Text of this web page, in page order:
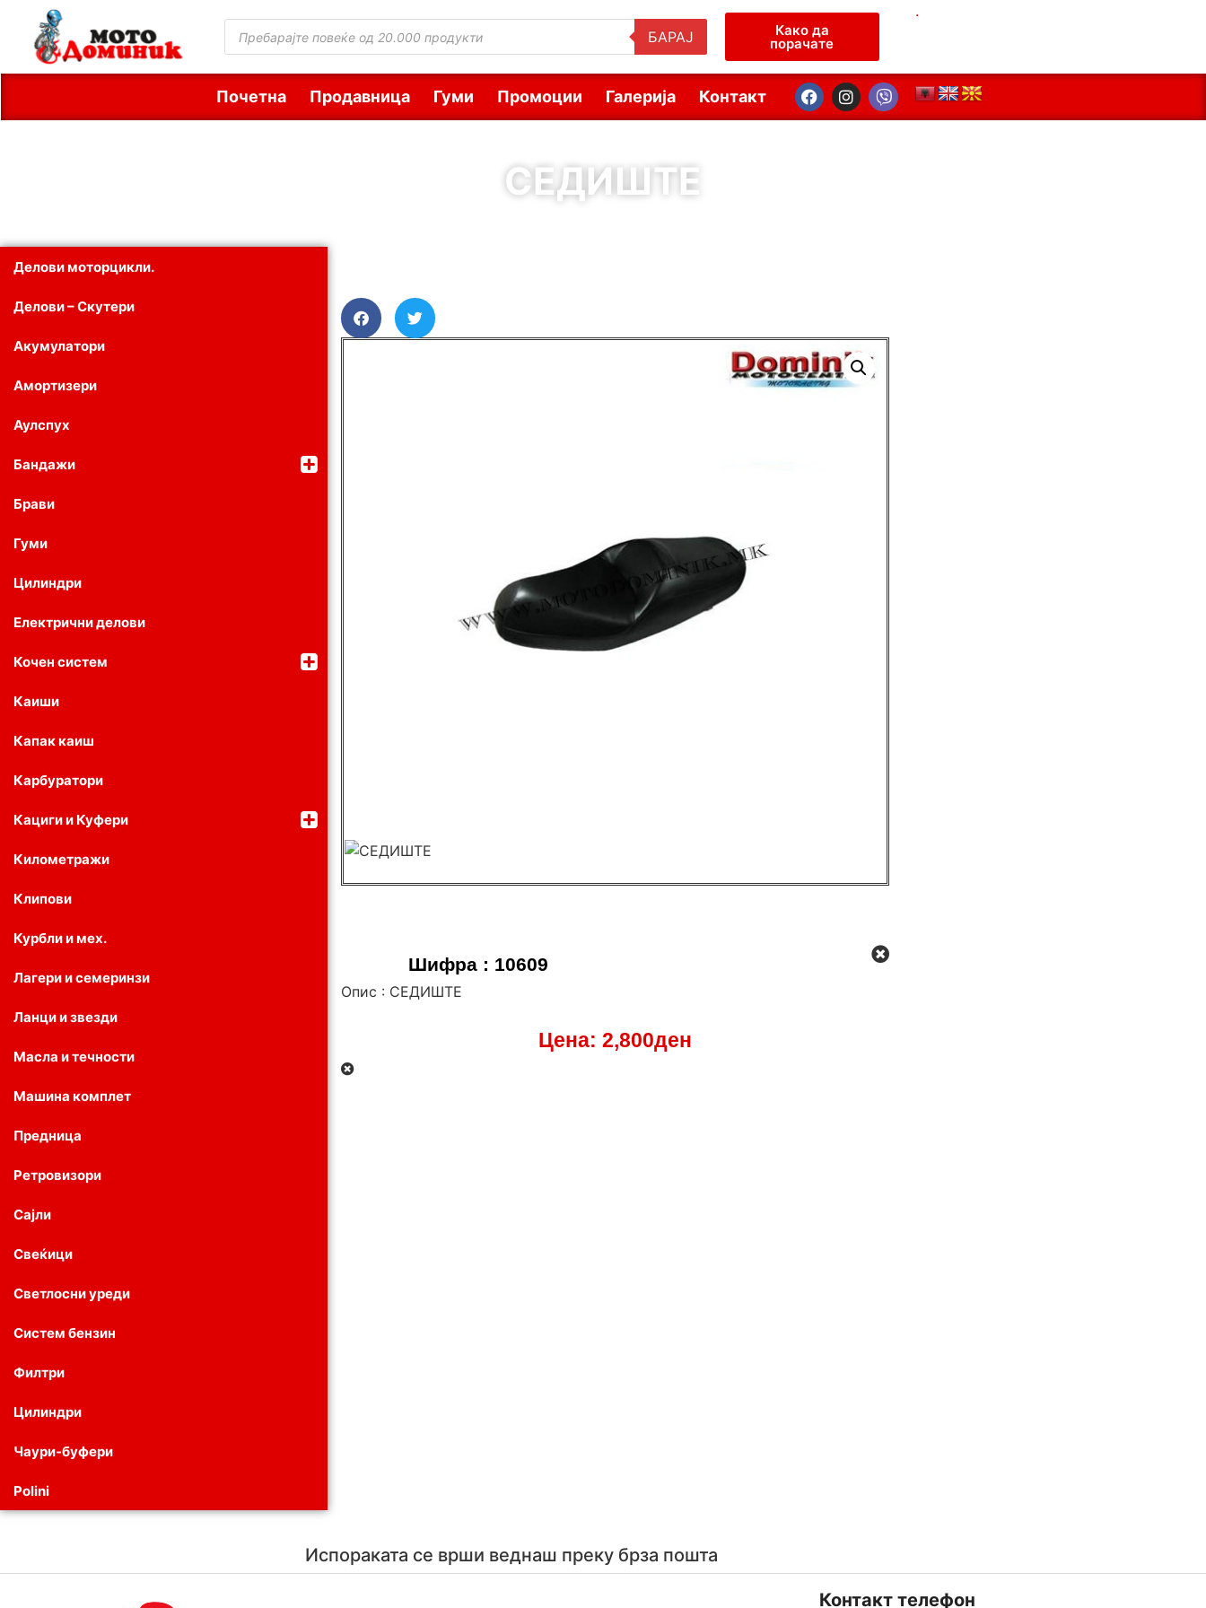
БАРАЈ Како да
порачате
.
Почетна Продавница Гуми Промоции Галерија Контакт
СЕДИШТЕ
Делови моторцикли.
Делови – Скутери
Акумулатори
Амортизери
Аулспух
Бандажи
Брави
Гуми
Цилиндри
Електрични делови
Кочен систем
Каиши
Капак каиш
Карбуратори
Кациги и Куфери
Километражи
Клипови
Курбли и мех.
Лагери и семеринзи
Ланци и звезди
Масла и течности
Машина комплет
Предница
Ретровизори
Сајли
Свеќици
Светлосни уреди
Систем бензин
Филтри
Цилиндри
Чаури-буфери
Polini
Шифра : 10609
Опис : СЕДИШТЕ
Цена: 2,800ден
Испораката се врши веднаш преку брза пошта
Контакт телефон